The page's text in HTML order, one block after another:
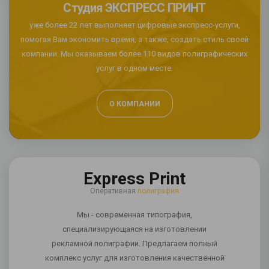
Студия ЭКСПРЕСС ПРИНТ
уже более 22 лет выполняет цифровые экспресс-услуги,
помогая Вам экономить время, а также, создать стиль своей
компании. Мы оказываем более 110 видов полиграфических
услуг в одном месте.
О КОМПАНИИ
Express Print
Оперативная полиграфия
Мы - современная типография,
специализирующаяся на изготовлении
рекламной полиграфии. Предлагаем полный
комплекс услуг для изготовления качественной